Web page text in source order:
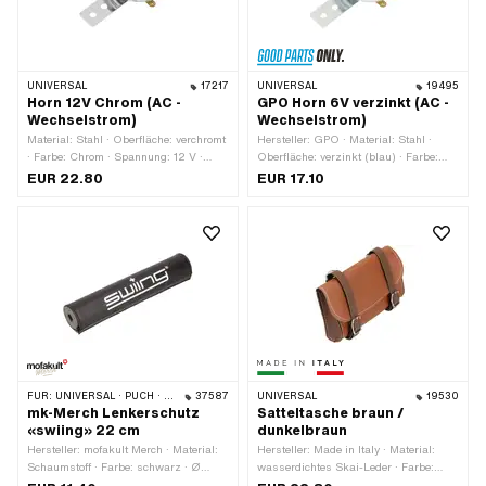
UNIVERSAL 17217
Horn 12V Chrom (AC -
Wechselstrom)
Material: Stahl · Oberfläche: verchromt
· Farbe: Chrom · Spannung: 12 V ·
Stromart: Wechselstrom (AC) · Ø
mm · Höhe: 36 mm · Ø aussen: 70
Anzahl Befestigungspunkte: 2 Stk.
EUR 22.80
UNIVERSAL 19495
GPO Horn 6V verzinkt (AC -
Wechselstrom)
Hersteller: GPO · Material: Stahl ·
Oberfläche: verzinkt (blau) · Farbe:
silber · Spannung: 6 V · Stromart:
Gesamtlänge: 105 mm · Breite: 71.3
mm · Höhe: 36 mm · Ø aussen: 70
mm · Befestigungsart: Schrauben ·
Anzahl Befestigungspunkte: 2 Stk.
EUR 17.10
FÜR: UNIVERSAL · PUCH · SACHS · PONY / CILO (BETA 521 & 512) · PIAGGIO · ZÜNDAPP BELMONDO · TOMOS · CILO · HERCULES · KREIDLER · ZÜNDAPP 37587
mk-Merch Lenkerschutz
«swiing» 22 cm
Hersteller: mofakult Merch · Material:
Schaumstoff · Farbe: schwarz · Ø
UNIVERSAL 19530
Satteltasche braun /
dunkelbraun
Hersteller: Made in Italy · Material:
wasserdichtes Skai-Leder · Farbe: